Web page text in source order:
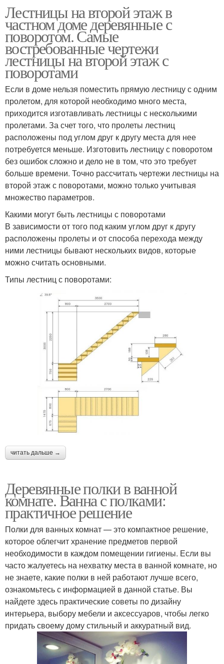
Лестницы на второй этаж в
частном доме деревянные с
поворотом. Самые
востребованные чертежи
лестницы на второй этаж с
поворотами
Если в доме нельзя поместить прямую лестницу с одним
пролетом, для которой необходимо много места,
приходится изготавливать лестницы с несколькими
пролетами. За счет того, что пролеты лестниц
расположены под углом друг к другу места для нее
потребуется меньше. Изготовить лестницу с поворотом
без ошибок сложно и дело не в том, что это требует
больше времени. Точно рассчитать чертежи лестницы на
второй этаж с поворотами, можно только учитывая
множество параметров.
Какими могут быть лестницы с поворотами
В зависимости от того под каким углом друг к другу
расположены пролеты и от способа перехода между
ними лестницы бывают нескольких видов, которые
можно считать основными.
Типы лестниц с поворотами:
читать дальше →
Деревянные полки в ванной
комнате. Ванна с полками:
практичное решение
Полки для ванных комнат — это компактное решение,
которое облегчит хранение предметов первой
необходимости в каждом помещении гигиены. Если вы
часто жалуетесь на нехватку места в ванной комнате, но
не знаете, какие полки в ней работают лучше всего,
ознакомьтесь с информацией в данной статье. Вы
найдете здесь практические советы по дизайну
интерьера, выбору мебели и аксессуаров, чтобы легко
придать своему дому стильный и аккуратный вид.